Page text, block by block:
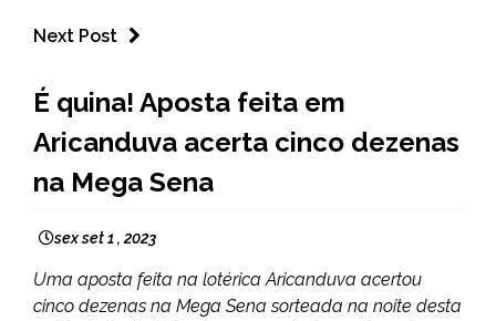
Next Post
MINAS
GERAIS
É quina! Aposta feita em
Aricanduva acerta cinco dezenas
na Mega Sena
sex set 1 , 2023
Uma aposta feita na lotérica Aricanduva acertou
cinco dezenas na Mega Sena sorteada na noite desta